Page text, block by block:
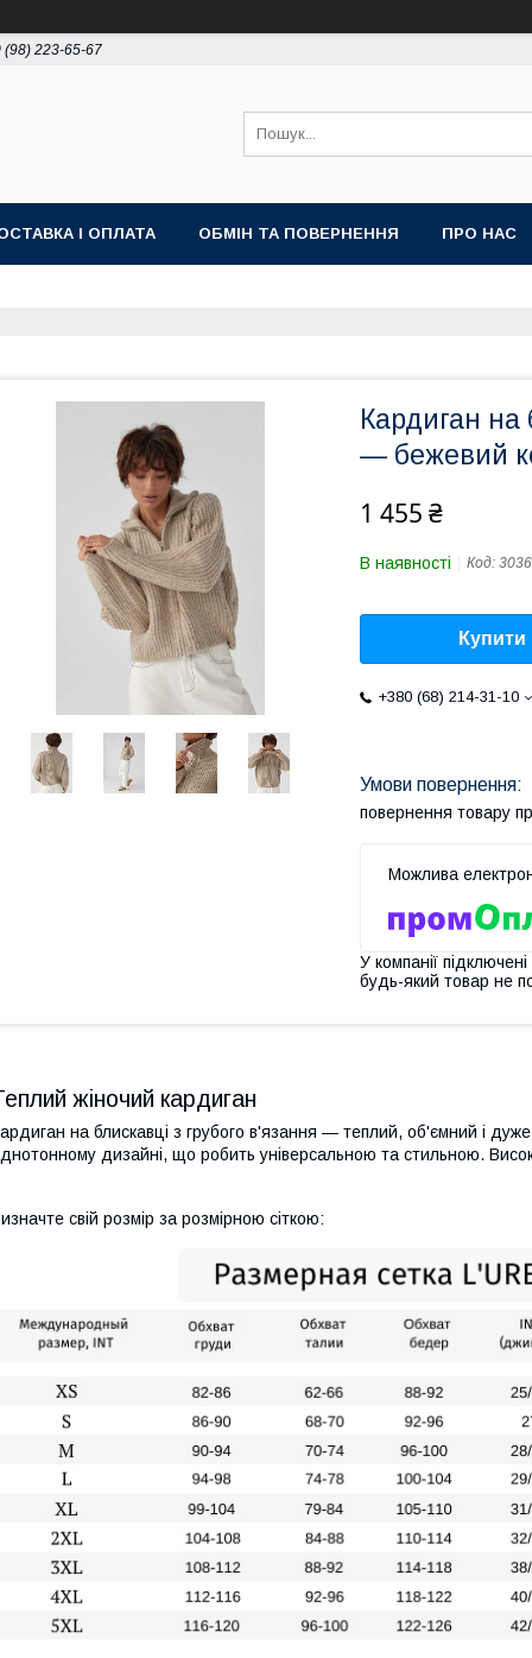
(98) 223-65-67
І ОПЛАТА ОБМІН ТА ПОВЕРНЕННЯ ПРО НАС
Кардиган на
— бежевий
1 455 ₴
В наявності Код: 3036
Купити
+380 (68) 214-31-10
повернення товару
У компанії
будь-який товар не
жіночий кардиган
на блискавці з грубого в'язання — теплий, об'ємний і
дизайні, що робить універсальною та стильною.
свій розмір за розмірною сіткою: